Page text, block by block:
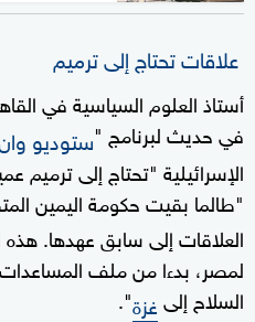
علاقات تحتاج إلى ترميم
أستاذ العلوم السياسية في
في حديث لبرنامج "ستوديو
الإسرائيلية "تحتاج إلى ترميم
"طالما بقيت حكومة اليمين
العلاقات إلى سابق عهدها.
لمصر، بدءا من ملف المساعدات
السلاح إلىغزة".